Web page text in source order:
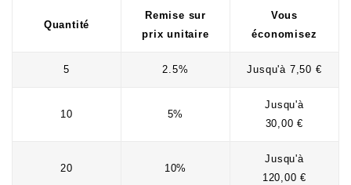
Quantité
Remise sur
prix unitaire
Vous
économisez
5 2.5% Jusqu'à 7,50 €
10 5%
Jusqu'à
30,00 €
20 10%
Jusqu'à
120,00 €